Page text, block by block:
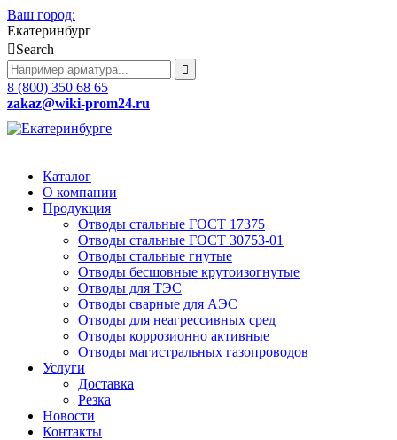
Ваш город:
Екатеринбург
Search
8 (800) 350 68 65
zakaz@wiki-prom24.ru
Каталог
О компании
Продукция
Отводы стальные ГОСТ 17375
Отводы стальные ГОСТ 30753-01
Отводы стальные гнутые
Отводы бесшовные крутоизогнутые
Отводы для ТЭС
Отводы сварные для АЭС
Отводы для неагрессивных сред
Отводы коррозионно активные
Отводы магистральных газопроводов
Услуги
Доставка
Резка
Новости
Контакты